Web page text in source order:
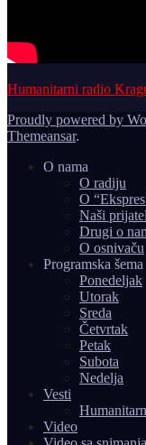
Humanitarni radio
Proudly powered by
Themeansar.
O nama
O radiju
O
Naši
Drugi o
O osnivaču
Programska šema
Ponedeljak
Utorak
Sreda
Četvrtak
Petak
Subota
Nedelja
Vesti
Video